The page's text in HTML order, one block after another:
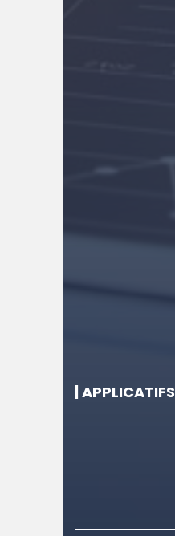
| APPLICATIFS